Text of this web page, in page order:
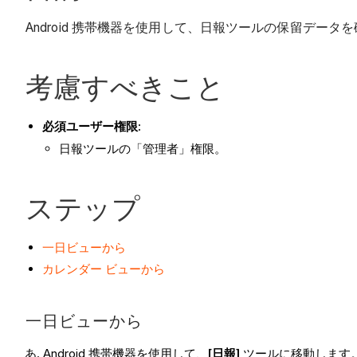
Android 携帯機器を使用して、日報ツールの保留データを
考慮すべきこと
必須ユーザー権限:
日報ツールの「管理者」権限。
ステップ
一日ビューから
カレンダー ビューから
一日ビューから
Android 携帯機器を使用して、 [日報] ツールに移動します。